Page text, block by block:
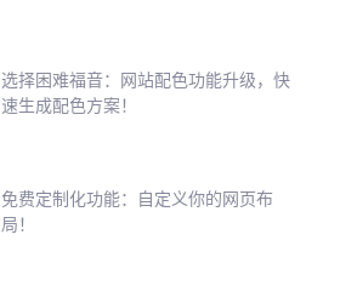
选择困难福音：网站配色功能升级，快
速生成配色方案！
免费定制化功能：自定义你的网页布
局！